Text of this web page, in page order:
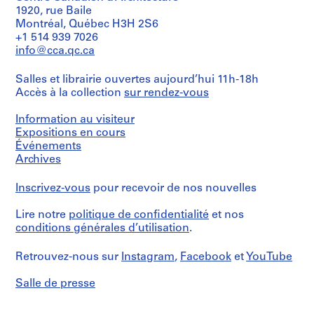
I
-
u
n
i
d
é
e
e
n
r
,
4
2
o
e
m
b
r
1
9
8
8
AP066.S5.D2
-
4
a
o
t
1
9
9
6
AP066.S5.D4
s
i
t
i
n
"
,
1
9
8
AP066.S5.D5
7
]
AP066.S6
é
r
i
e
(
s
:
o
s
i
r
1920, rue Baile
Montréal, Québec H3H 2S6
+1 514 939 7026
info@cca.qc.ca
Salles et librairie ouvertes aujourd’hui 11h-18h
Accès à la collection sur rendez-vous
Information au visiteur
Expositions en cours
Événements
Archives
Inscrivez-vous pour recevoir de nos nouvelles
Lire notre politique de confidentialité et nos
conditions générales d’utilisation.
Retrouvez-nous sur Instagram, Facebook et YouTube
Salle de presse